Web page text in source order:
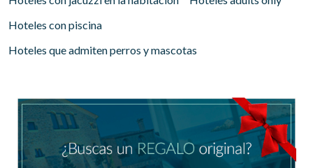
Hoteles con piscina
Hoteles que admiten perros y mascotas